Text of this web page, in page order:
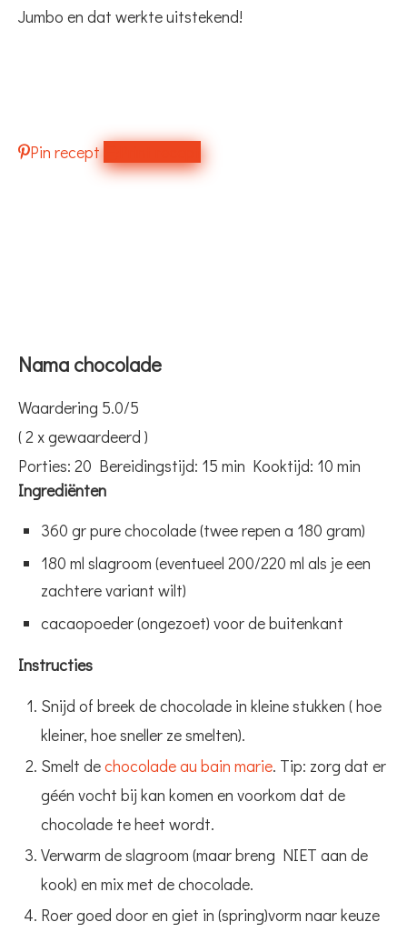
Jumbo en dat werkte uitstekend!
Pin recept
Nama chocolade
Waardering 5.0/5
(2x gewaardeerd )
Porties: 20 Bereidingstijd: 15 min Kooktijd: 10 min
Ingrediënten
360 gr pure chocolade (twee repen a 180 gram)
180 ml slagroom (eventueel 200/220 ml als je een
zachtere variant wilt)
cacaopoeder (ongezoet) voor de buitenkant
Instructies
Snijd of breek de chocolade in kleine stukken ( hoe
kleiner, hoe sneller ze smelten).
Smelt dechocolade au bain marie. Tip: zorg dat er
géén vocht bij kan komen en voorkom dat de
chocolade te heet wordt.
Verwarm de slagroom (maar breng NIET aan de
kook) en mix met de chocolade.
Roer goed door en giet in (spring)vorm naar keuze